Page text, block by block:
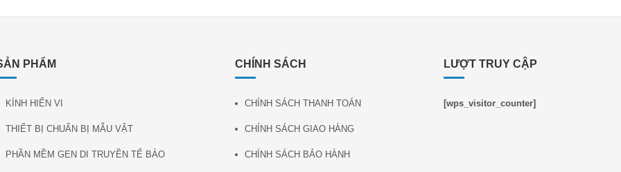
PHẨM
KÍNH HIỂN VI
THIẾT BỊ CHUẨN BỊ MẪU VẬT
PHẦN MỀM GEN DI TRUYỀN TẾ BÀO
CHÍNH SÁCH
CHÍNH SÁCH THANH TOÁN
CHÍNH SÁCH GIAO HÀNG
CHÍNH SÁCH BẢO HÀNH
LƯỢT TRUY CẬP
[wps_visitor_counter]